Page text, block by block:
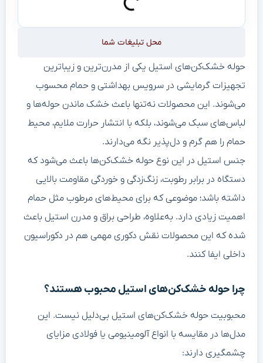
محل تبلیغات شما
حوله خشک‌کن‌های استیل یکی از مدرن‌ترین و زیباترین
تجهیزات گرمایشی در سرویس بهداشتی و حمام محسوب
می‌شوند. این محصولات نه‌تنها باعث خشک ماندن حوله‌ها و
لباس‌های سبک می‌شوند، بلکه با انتشار حرارت ملایم، محیط
حمام را هم گرم و دل‌پذیر نگه می‌دارند.
جنس استیل در این نوع حوله خشک‌کن‌ها باعث می‌شود که
دستگاه در برابر رطوبت، زنگ‌زدگی و خوردگی مقاومت بالایی
داشته باشد؛ موضوعی که برای محیط‌های مرطوب مثل حمام
اهمیت زیادی دارد. به‌علاوه، طراحی براق و مدرن استیل باعث
شده که این محصولات نقش دکوری مهمی هم در دکوراسیون
داخلی ایفا کنند.
چرا حوله خشک‌کن‌های استیل محبوب هستند؟
محبوبیت حوله خشک‌کن‌های استیل بی‌دلیل نیست. این
مدل‌ها در مقایسه با انواع آلومینیومی یا فولادی مزایای
چشمگیری دارند: